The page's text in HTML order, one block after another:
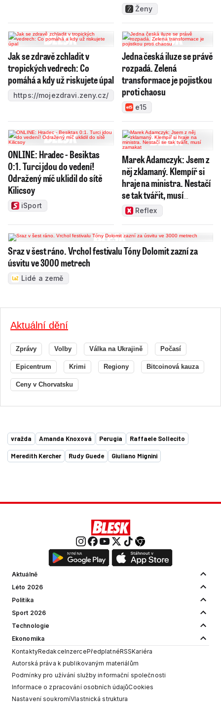
Ženy
Jak se zdravě zchladit v
tropických vedrech: Co
pomáhá a kdy už riskujete úpal
https://mojezdravi.zeny.cz/
Jedna česká iluze se právě
rozpadá. Zelená
transformace je pojistkou
proti chaosu
e15
ONLINE: Hradec - Besiktas
0:1. Turci jdou do vedení!
Odražený míč uklidil do sítě
Kilicsoy
iSport
Marek Adamczyk: Jsem z
něj zklamaný. Klempíř si
hraje na ministra. Nestačí
se tak tvářit, musí
zamakat
Reflex
Sraz v šest ráno. Vrchol festivalu Tóny Dolomit zazní za
úsvitu ve 3000 metrech
Lidé a země
Aktuální dění
Zprávy Volby Válka na Ukrajině Počasí
Epicentrum Krimi Regiony Bitcoinová kauza
Ceny v Chorvatsku
vražda Amanda Knoxová Perugia Raffaele Sollecito
Meredith Kercher Rudy Guede Giuliano Mignini
Aktuálně
Léto 2026
Politika
Sport 2026
Technologie
Ekonomika
KontaktyRedakceInzercePředplatnéRSSKariéra
Autorská práva k publikovaným materiálům
Podmínky pro užívání služby informační společnosti
Informace o zpracování osobních údajůCookies
Nastavení soukromíVlastnická struktura